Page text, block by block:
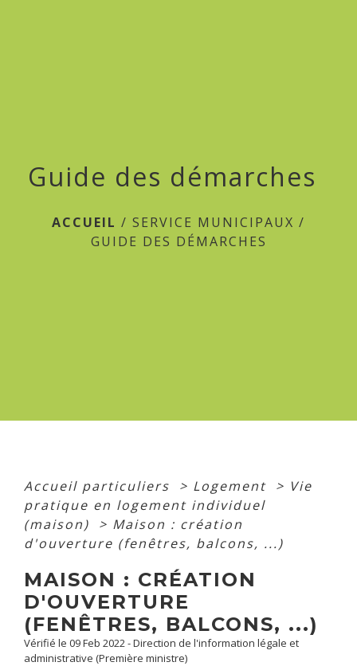
Guide des démarches
ACCUEIL / SERVICE MUNICIPAUX /
GUIDE DES DÉMARCHES
Accueil particuliers > Logement > Vie
pratique en logement individuel
(maison)
> Maison : création
d'ouverture (fenêtres, balcons, ...)
MAISON : CRÉATION
D'OUVERTURE
(FENÊTRES, BALCONS, ...)
Vérifié le 09 Feb 2022 - Direction de l'information légale et
administrative (Première ministre)